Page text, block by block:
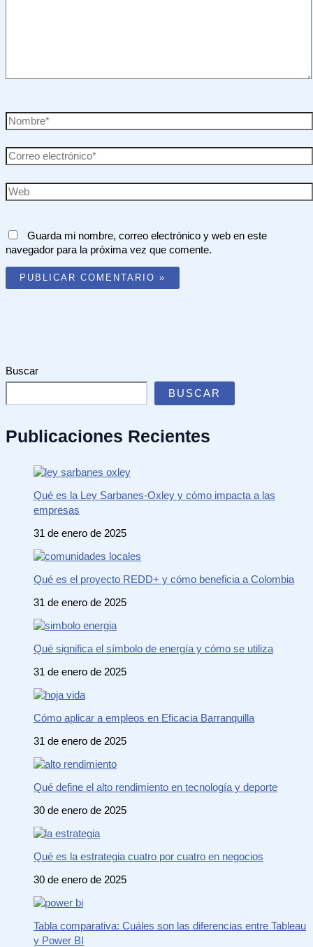
Nombre*
Correo
electrónico*
Web
Guarda mi nombre, correo electrónico y web en este
navegador para la próxima vez que comente.
Buscar
BUSCAR
Publicaciones Recientes
Qué es la Ley Sarbanes-Oxley y cómo impacta a las
empresas
31 de enero de 2025
Qué es el proyecto REDD+ y cómo beneficia a Colombia
31 de enero de 2025
Qué significa el símbolo de energía y cómo se utiliza
31 de enero de 2025
Cómo aplicar a empleos en Eficacia Barranquilla
31 de enero de 2025
Qué define el alto rendimiento en tecnología y deporte
30 de enero de 2025
Qué es la estrategia cuatro por cuatro en negocios
30 de enero de 2025
Tabla comparativa: Cuáles son las diferencias entre Tableau
y Power BI